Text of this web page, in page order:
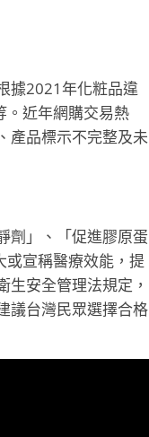
據2021年化粧品違
。近年網購交易熱
產品標示不完整及未
劑」、「促進膠原蛋
宣稱醫療效能，提
安全管理法規定，
議台灣民眾選擇合格